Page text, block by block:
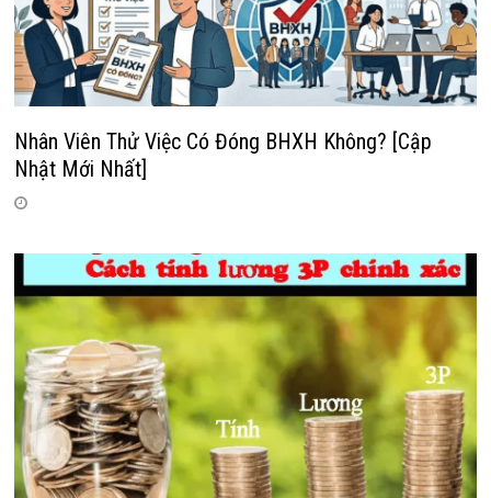
Nhân Viên Thử Việc Có Đóng BHXH Không? [Cập
Nhật Mới Nhất]